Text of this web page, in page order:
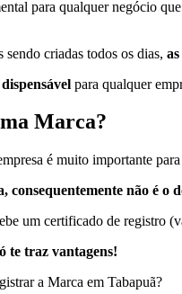
para qualquer negócio
sendo criadas todos os dias,
para qualquer
Marca?
é muito importante
consequentemente não é o
um certificado de registro
te traz vantagens!
a Marca em Tabapuã?